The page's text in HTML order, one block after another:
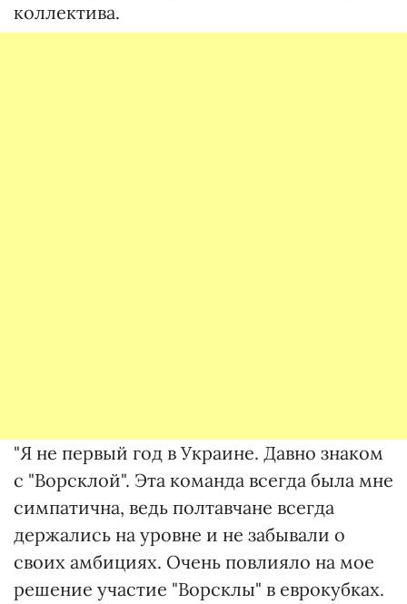
коллектива.
"Я не первый год в Украине. Давно знаком
с "Ворсклой". Эта команда всегда была мне
симпатична, ведь полтавчане всегда
держались на уровне и не забывали о
своих амбициях. Очень повлияло на мое
решение участие "Ворсклы" в еврокубках.